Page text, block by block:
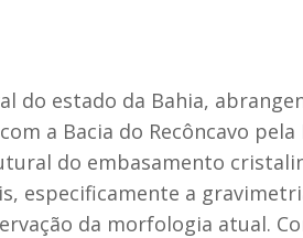
do estado da Bahia,
a Bacia do Recôncavo pela
do embasamento
especificamente a
da morfologia atual.